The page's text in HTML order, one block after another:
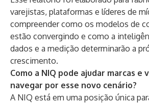
varejistas, plataformas e líderes de
compreender como os modelos de
estão convergindo e como a
dados e a medição determinarão a
crescimento.
Como a NIQ pode ajudar marcas e
navegar por esse novo cenário?
A NIQ está em uma posição única